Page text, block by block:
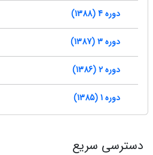
دوره 4 (1388)
دوره 3 (1387)
دوره 2 (1386)
دوره 1 (1385)
دسترسی سریع